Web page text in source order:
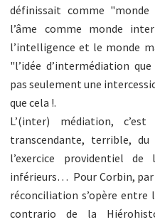
définissait comme
l’âme comme monde
l’intelligence et le monde
"l’idée d’intermédiation
pas seulement une
que cela !.
L’(inter) médiation,
transcendante, terrible,
l’exercice providentiel
inférieurs… Pour Corbin,
réconciliation s’opère
contrario de la